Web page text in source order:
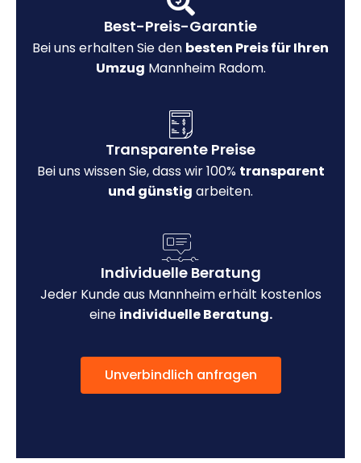
Best-Preis-Garantie
Bei uns erhalten Sie den besten Preis für Ihren
Umzug Mannheim Radom.
Transparente Preise
Bei uns wissen Sie, dass wir 100% transparent
und günstig arbeiten.
Individuelle Beratung
Jeder Kunde aus Mannheim erhält kostenlos
eine individuelle Beratung.
Unverbindlich anfragen